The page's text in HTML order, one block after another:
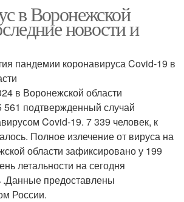
в Воронежской
новости и
пандемии коронавируса Covid-19 в
в Воронежской области
561 подтвержденный случай
Covid-19. 7 339 человек, к
Полное излечение от вируса на
области зафиксировано у 199
летальности на сегодня
.Данные предоставлены
России.